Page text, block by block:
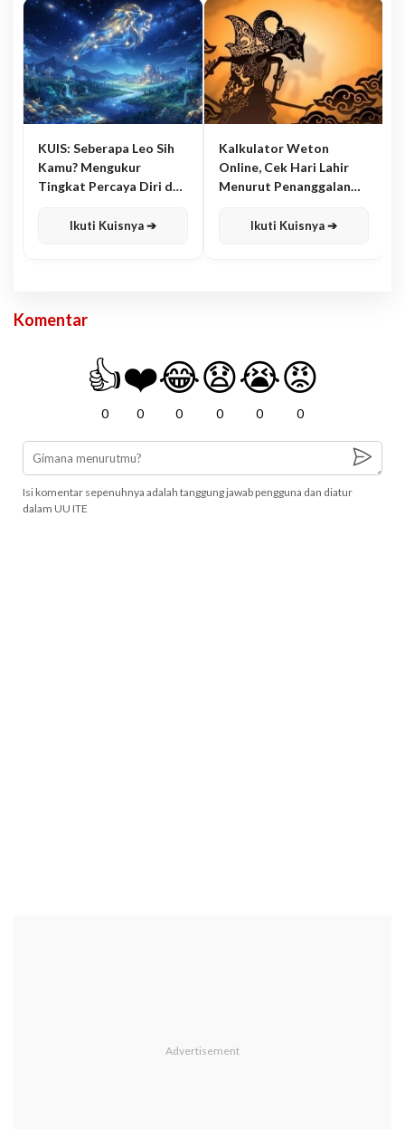
KUIS: Seberapa Leo Sih
Kamu? Mengukur
Tingkat Percaya Diri dan
Ikuti Kuisnya ➔
Kalkulator Weton
Online, Cek Hari Lahir
Menurut Penanggalan
Ikuti Kuisnya ➔
Komentar
👍
0
❤️
0
😂
0
😧
0
😭
0
😡
0
Isi komentar sepenuhnya adalah tanggung jawab pengguna dan diatur
dalam UU ITE